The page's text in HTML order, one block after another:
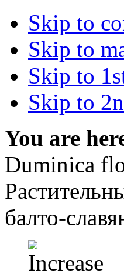
Skip to
Skip to
Skip to
Skip to
You are
Duminica
балто-